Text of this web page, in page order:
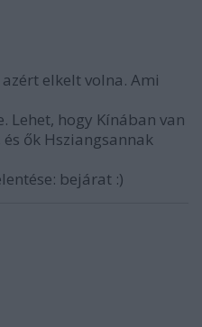
elkelt volna. Ami
Lehet, hogy Kínában van
ők Hsziangsannak
bejárat :)